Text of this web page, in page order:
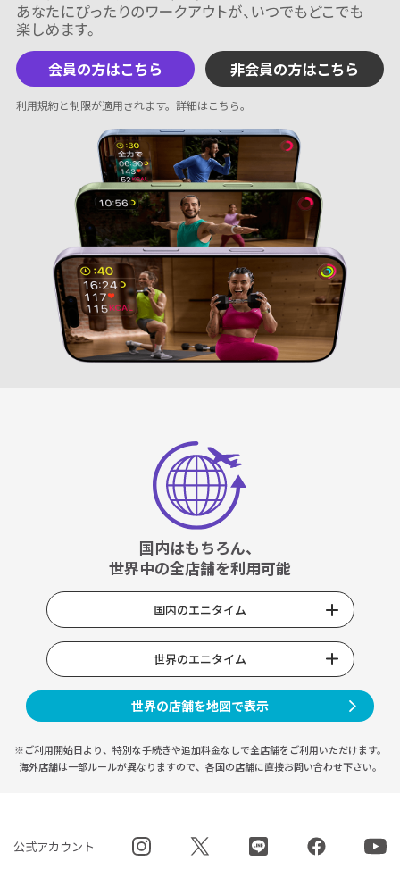
会員の方はこちら 非会員の方はこちら
利用規約と制限が適用されます。 詳細はこちら。
国内はもちろん、
世界中の全店舗を利用可能
国内のエニタイム
世界のエニタイム
世界の店舗を地図で表示
※ご利用開始日より、特別な手続きや追加料金なしで全店舗をご利用いただけます。
海外店舗は一部ルールが異なりますので、 各国の店舗に直接お問い合わせ下さい。
公式アカウント